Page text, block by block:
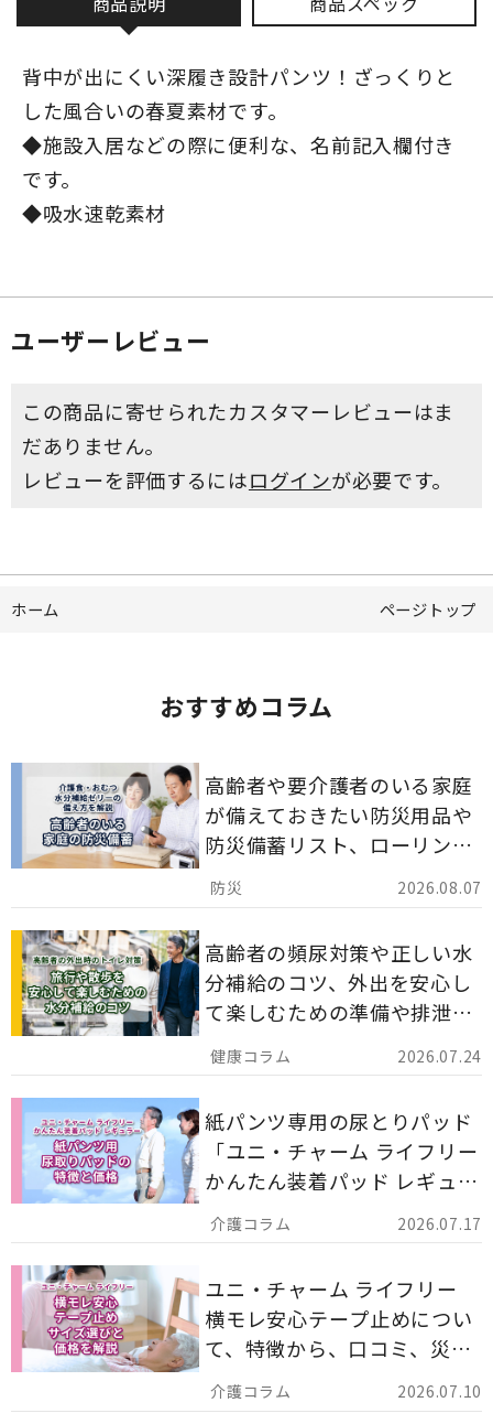
背中が出にくい深履き設計パンツ！ざっくりと
した風合いの春夏素材です。
◆施設入居などの際に便利な、名前記入欄付き
です。
◆吸水速乾素材
ユーザーレビュー
この商品に寄せられたカスタマーレビューはま
だありません。
レビューを評価するにはログインが必要です。
ホーム ページトップ
おすすめコラム
2026.08.07
高齢者や要介護者のいる家庭
が備えておきたい防災用品や
防災備蓄リスト、ローリング
ストックのポイントについて
解説します。
2026.07.24
高齢者の頻尿対策や正しい水
分補給のコツ、外出を安心し
て楽しむための準備や排泄ケ
ア用品の選び方を解説しま
す。
2026.07.17
紙パンツ専用の尿とりパッド
「ユニ・チャーム ライフリー
かんたん装着パッド レギュラ
ー 計162枚」について解説し
ます。
2026.07.10
ユニ・チャーム ライフリー
横モレ安心テープ止めについ
て、特徴から、口コミ、災害
備蓄としての活用法まで分か
りやすく解説します。